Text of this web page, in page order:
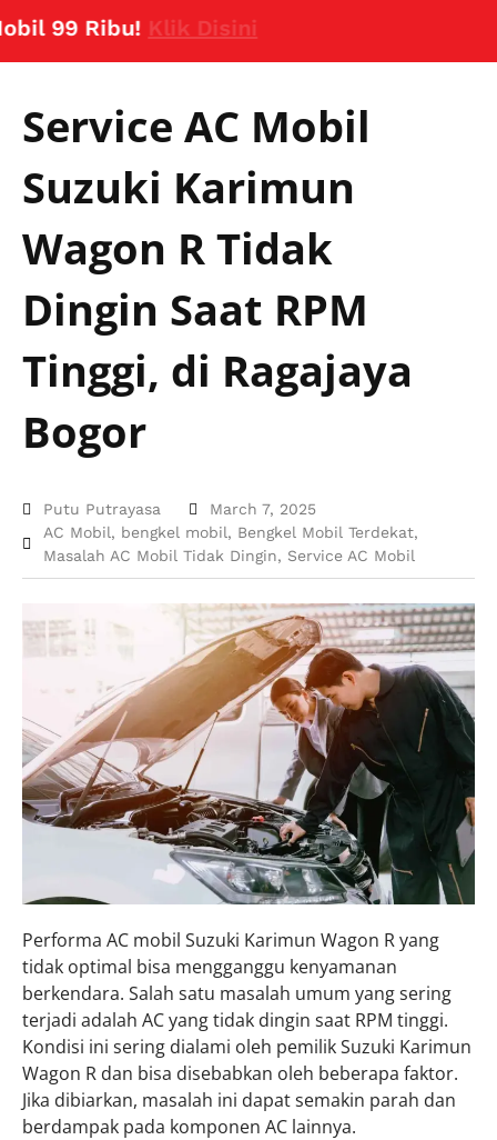
Ribu!Klik Disini
Service AC Mobil
Suzuki Karimun
Wagon R Tidak
Dingin Saat RPM
Tinggi, di Ragajaya
Bogor
Putu Putrayasa
March 7, 2025
AC Mobil, bengkel mobil, Bengkel Mobil Terdekat,
Masalah AC Mobil Tidak Dingin, Service AC Mobil
Performa AC mobil Suzuki Karimun Wagon R yang
tidak optimal bisa mengganggu kenyamanan
berkendara. Salah satu masalah umum yang sering
terjadi adalah AC yang tidak dingin saat RPM tinggi.
Kondisi ini sering dialami oleh pemilik Suzuki Karimun
Wagon R dan bisa disebabkan oleh beberapa faktor.
Jika dibiarkan, masalah ini dapat semakin parah dan
berdampak pada komponen AC lainnya.